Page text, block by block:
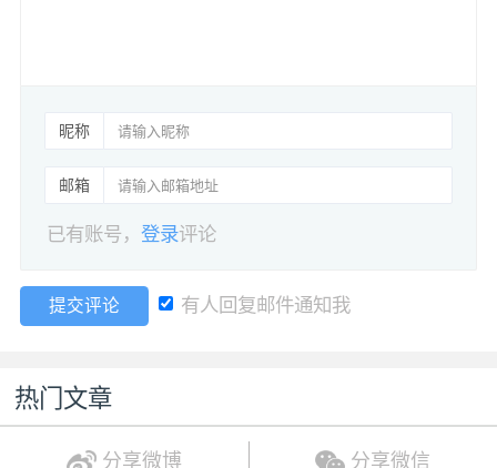
昵称
邮箱
已有账号，登录评论
提交评论 有人回复邮件通知我
热门文章
分享微博 分享微信